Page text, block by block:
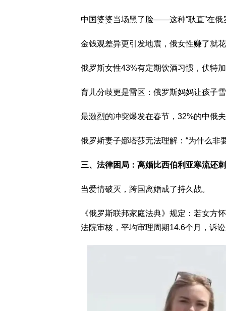
中国婆婆当场黑了脸——这种“耿直”在俄
金钱观差异更引发地震，俄女性赚了就
俄罗斯女性43%有定期饮酒习惯，伏特
育儿分歧更是雷区：俄罗斯妈妈让孩子
最激烈的冲突爆发在春节，32%的中俄
俄罗斯妻子娜塔莎无法理解：“为什么非
三、法律困局：离婚比西伯利亚寒流还
当爱情破灭，跨国离婚成了持久战。
《俄罗斯联邦家庭法典》规定：若女方
法院审核，平均审理周期14.6个月，诉